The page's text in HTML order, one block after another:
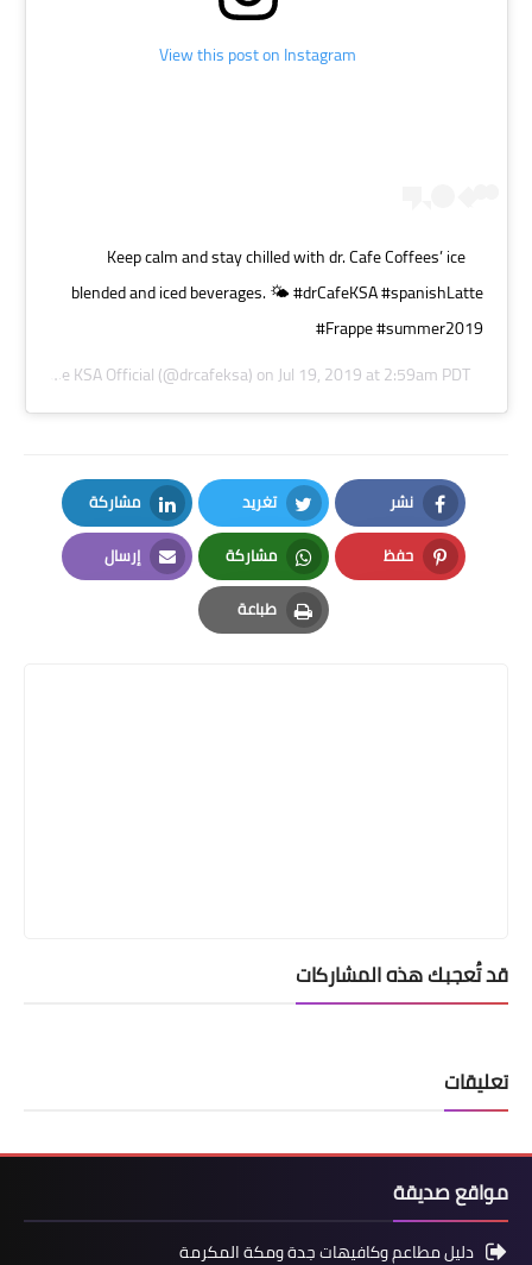
View this post on Instagram
Keep calm and stay chilled with dr. Cafe Coffees’ ice
blended and iced beverages. 🌤 #drCafeKSA #spanishLatte
#Frappe #summer2019
dr. Café Coffee KSA Official(@drcafeksa) onJul 19, 2019 at 2:59am PDT
نشر
Facebook
تغريد
Twitter
مشاركة
LinkedIn
حفظ
Pinterest
مشاركة
Whatsapp
إرسال
Email
طباعة
Print
قد تُعجبك هذه المشاركات
تعليقات
مواقع صديقة
دليل مطاعم وكافيهات جدة ومكة المكرمة